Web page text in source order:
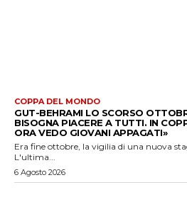
COPPA DEL MONDO
GUT-BEHRAMI LO SCORSO
BISOGNA PIACERE A TUTTI. IN
ORA VEDO GIOVANI APPAGATI»
Era fine ottobre, la vigilia di una nuova
L'ultima...
6 Agosto 2026